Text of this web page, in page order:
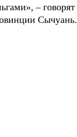
– говорят
Сычуань.